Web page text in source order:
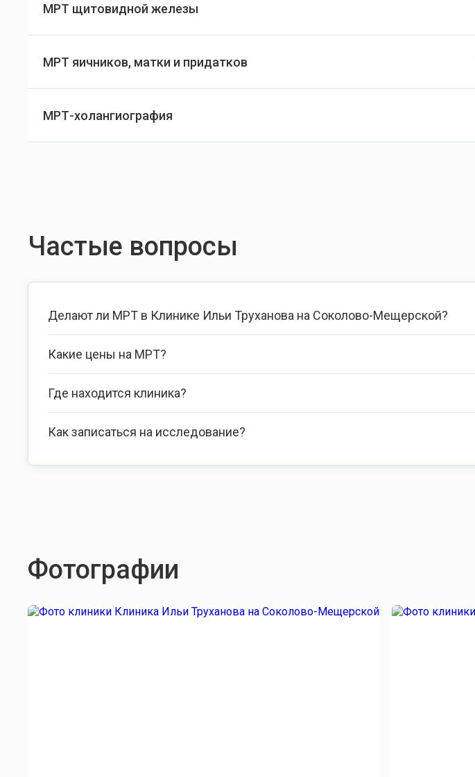
МРТ щитовидной железы
МРТ яичников, матки и придатков
МРТ-холангиография
Частые вопросы
Делают ли МРТ в Клинике Ильи Труханова на Соколово-Мещерской?
Какие цены на МРТ?
Где находится клиника?
Как записаться на исследование?
Фотографии